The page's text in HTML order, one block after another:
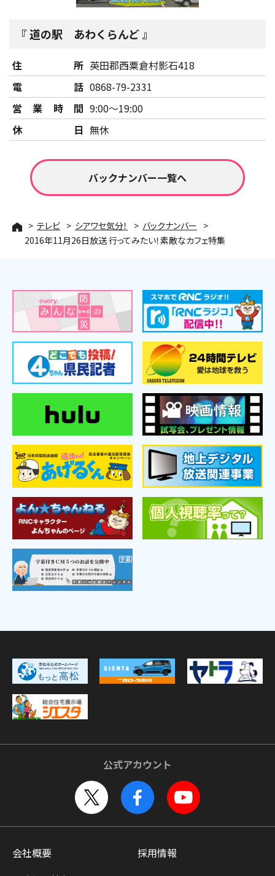
道の駅 あわくらんど
住所 英田郡西粟倉村影石418
電話 0868-79-2331
営業時間 9:00～19:00
休日 無休
バックナンバー一覧へ
テレビ シアワセ気分！
バックナンバー
2016年11月26日放送 行ってみたい！素敵なカフェ特集
公式アカウント
会社概要
採用情報